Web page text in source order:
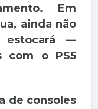
Em
ainda não
—
com o PS5
de consoles